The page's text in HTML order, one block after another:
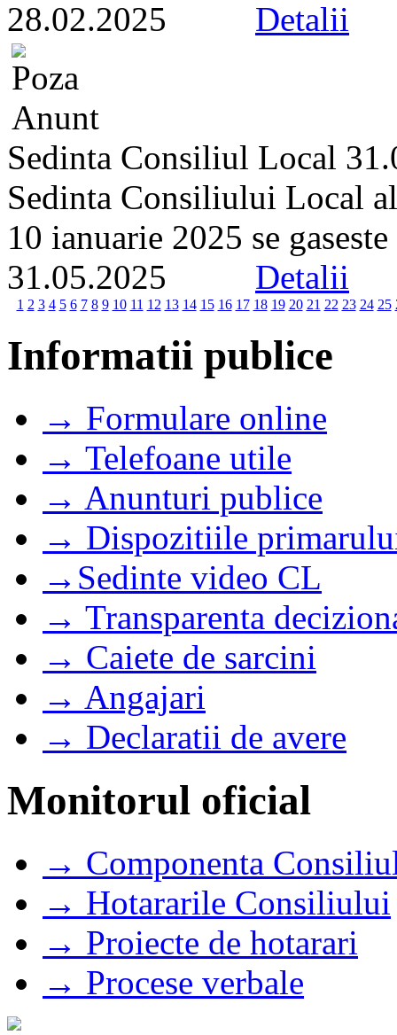
28.02.2025 Detalii
Sedinta Consiliul Local
Sedinta Consiliului Local
10 ianuarie 2025 se
31.05.2025 Detalii
1 2 3 4 5 6 7 8 9 10 11 12 13 14 15 16 17 18 19 20 21 22 23 24 25
Informatii publice
→ Formulare online
→ Telefoane utile
→ Anunturi publice
→ Dispozitiile
→Sedinte video CL
→ Transparenta
→ Caiete de sarcini
→ Angajari
→ Declaratii de avere
Monitorul oficial
→ Componenta
→ Hotararile Consiliului
→ Proiecte de hotarari
→ Procese verbale